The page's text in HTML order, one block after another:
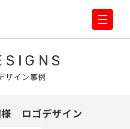
ザイン事例
様 ロゴデザイン